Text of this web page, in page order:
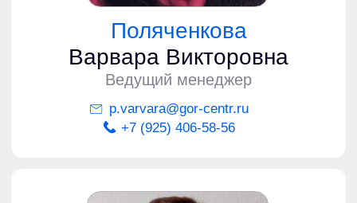
+7 (495) 125-08-50
info@gor-centr.ru
Дзен
Мы ВКонтакте
ООО «Городской учебный центр»
Москва, 2026